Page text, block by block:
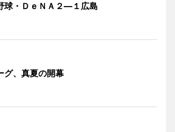
球・ＤｅＮＡ２―１広島
グ、真夏の開幕